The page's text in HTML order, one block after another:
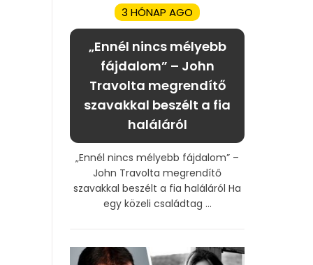
3 HÓNAP AGO
„Ennél nincs mélyebb
fájdalom” – John
Travolta megrendítő
szavakkal beszélt a fia
haláláról
„Ennél nincs mélyebb fájdalom” –
John Travolta megrendítő
szavakkal beszélt a fia haláláról Ha
egy közeli családtag ...